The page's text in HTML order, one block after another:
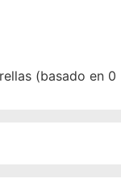
(basado en 0